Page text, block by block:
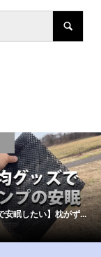
ンプが始まった！